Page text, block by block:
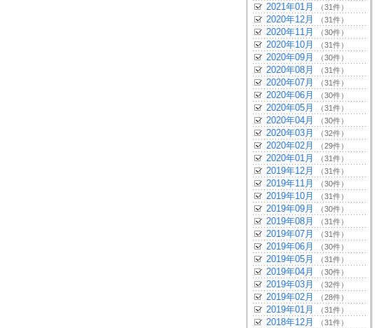
2021年01月 （31件）
2020年12月 （31件）
2020年11月 （30件）
2020年10月 （31件）
2020年09月 （30件）
2020年08月 （31件）
2020年07月 （31件）
2020年06月 （30件）
2020年05月 （31件）
2020年04月 （30件）
2020年03月 （32件）
2020年02月 （29件）
2020年01月 （31件）
2019年12月 （31件）
2019年11月 （30件）
2019年10月 （31件）
2019年09月 （30件）
2019年08月 （31件）
2019年07月 （31件）
2019年06月 （30件）
2019年05月 （31件）
2019年04月 （30件）
2019年03月 （32件）
2019年02月 （28件）
2019年01月 （31件）
2018年12月 （31件）